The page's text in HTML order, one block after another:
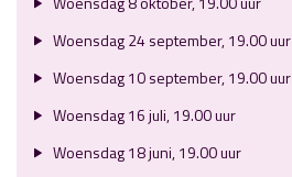
Woensdag 24 september, 19.00 uur
Woensdag 10 september, 19.00 uur
Woensdag 16 juli, 19.00 uur
Woensdag 18 juni, 19.00 uur